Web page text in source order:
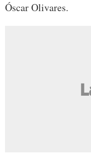
Óscar Olivares.